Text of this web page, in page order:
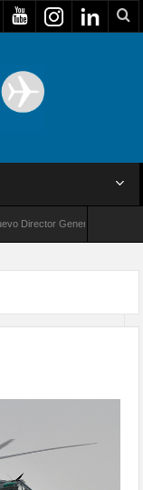
General para América